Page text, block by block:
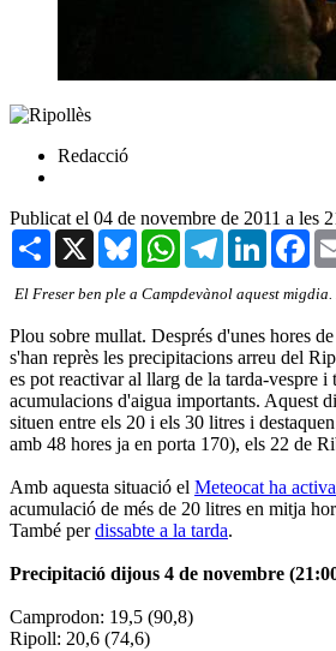
Redacció
Publicat el 04 de novembre de 2011 a les
Share X BlueskyWhatsAppTelegramLinkedIn
El Freser ben ple a Campdevànol aquest
Plou sobre mullat. Després d'unes hores
s'han reprès les precipitacions arreu del
es pot reactivar al llarg de la tarda-vespre i
acumulacions d'aigua importants. Aquest
situen entre els 20 i els 30 litres i
amb 48 hores ja en porta 170), els 22 de
Amb aquesta situació el Meteocat ha
acumulació de més de 20 litres en mitja
També perdissabte a la tarda.
Precipitació dijous 4 de novembre
Camprodon: 19,5 (90,8)
Ripoll: 20,6 (74,6)